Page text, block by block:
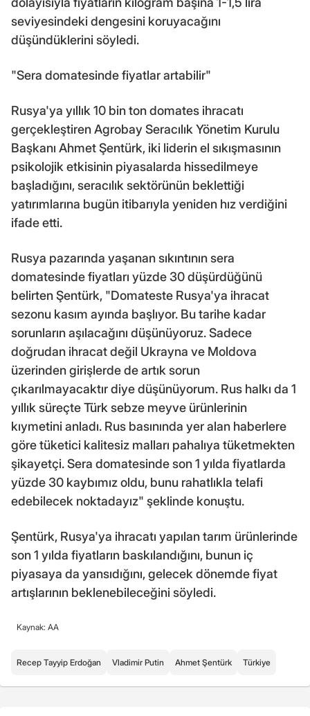
seviyesindeki dengesini koruyacağını
düşündüklerini söyledi.
"Sera domatesinde fiyatlar artabilir"
Rusya'ya yıllık 10 bin ton domates ihracatı
gerçekleştiren Agrobay Seracılık Yönetim Kurulu
Başkanı Ahmet Şentürk, iki liderin el sıkışmasının
psikolojik etkisinin piyasalarda hissedilmeye
başladığını, seracılık sektörünün beklettiği
yatırımlarına bugün itibarıyla yeniden hız verdiğini
ifade etti.
Rusya pazarında yaşanan sıkıntının sera
domatesinde fiyatları yüzde 30 düşürdüğünü
belirten Şentürk, "Domateste Rusya'ya ihracat
sezonu kasım ayında başlıyor. Bu tarihe kadar
sorunların aşılacağını düşünüyoruz. Sadece
doğrudan ihracat değil Ukrayna ve Moldova
üzerinden girişlerde de artık sorun
çıkarılmayacaktır diye düşünüyorum. Rus halkı da 1
yıllık süreçte Türk sebze meyve ürünlerinin
kıymetini anladı. Rus basınında yer alan haberlere
göre tüketici kalitesiz malları pahalıya tüketmekten
şikayetçi. Sera domatesinde son 1 yılda fiyatlarda
yüzde 30 kaybımız oldu, bunu rahatlıkla telafi
edebilecek noktadayız" şeklinde konuştu.
Şentürk, Rusya'ya ihracatı yapılan tarım ürünlerinde
son 1 yılda fiyatların baskılandığını, bunun iç
piyasaya da yansıdığını, gelecek dönemde fiyat
artışlarının beklenebileceğini söyledi.
Kaynak: AA
Recep Tayyip Erdoğan Vladimir Putin Ahmet Şentürk Türkiye